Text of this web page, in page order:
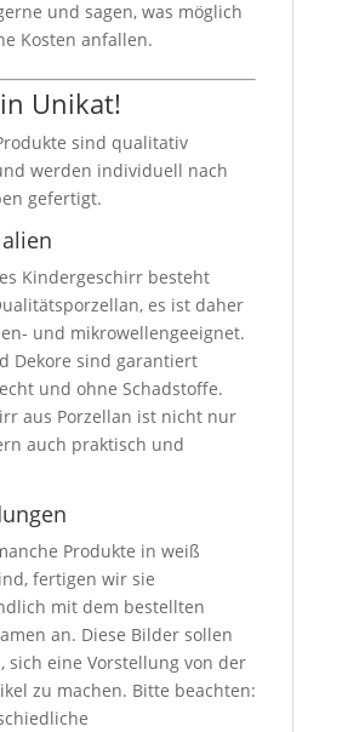
und sagen, was möglich
Kosten anfallen.
Unikat!
sind qualitativ
werden individuell nach
gefertigt.
Kindergeschirr besteht
es ist daher
und mikrowellengeeignet.
Dekore sind garantiert
und ohne Schadstoffe.
aus Porzellan ist nicht nur
auch praktisch und
Produkte in weiß
fertigen wir sie
mit dem bestellten
an. Diese Bilder sollen
sich eine Vorstellung von der
zu machen. Bitte beachten: